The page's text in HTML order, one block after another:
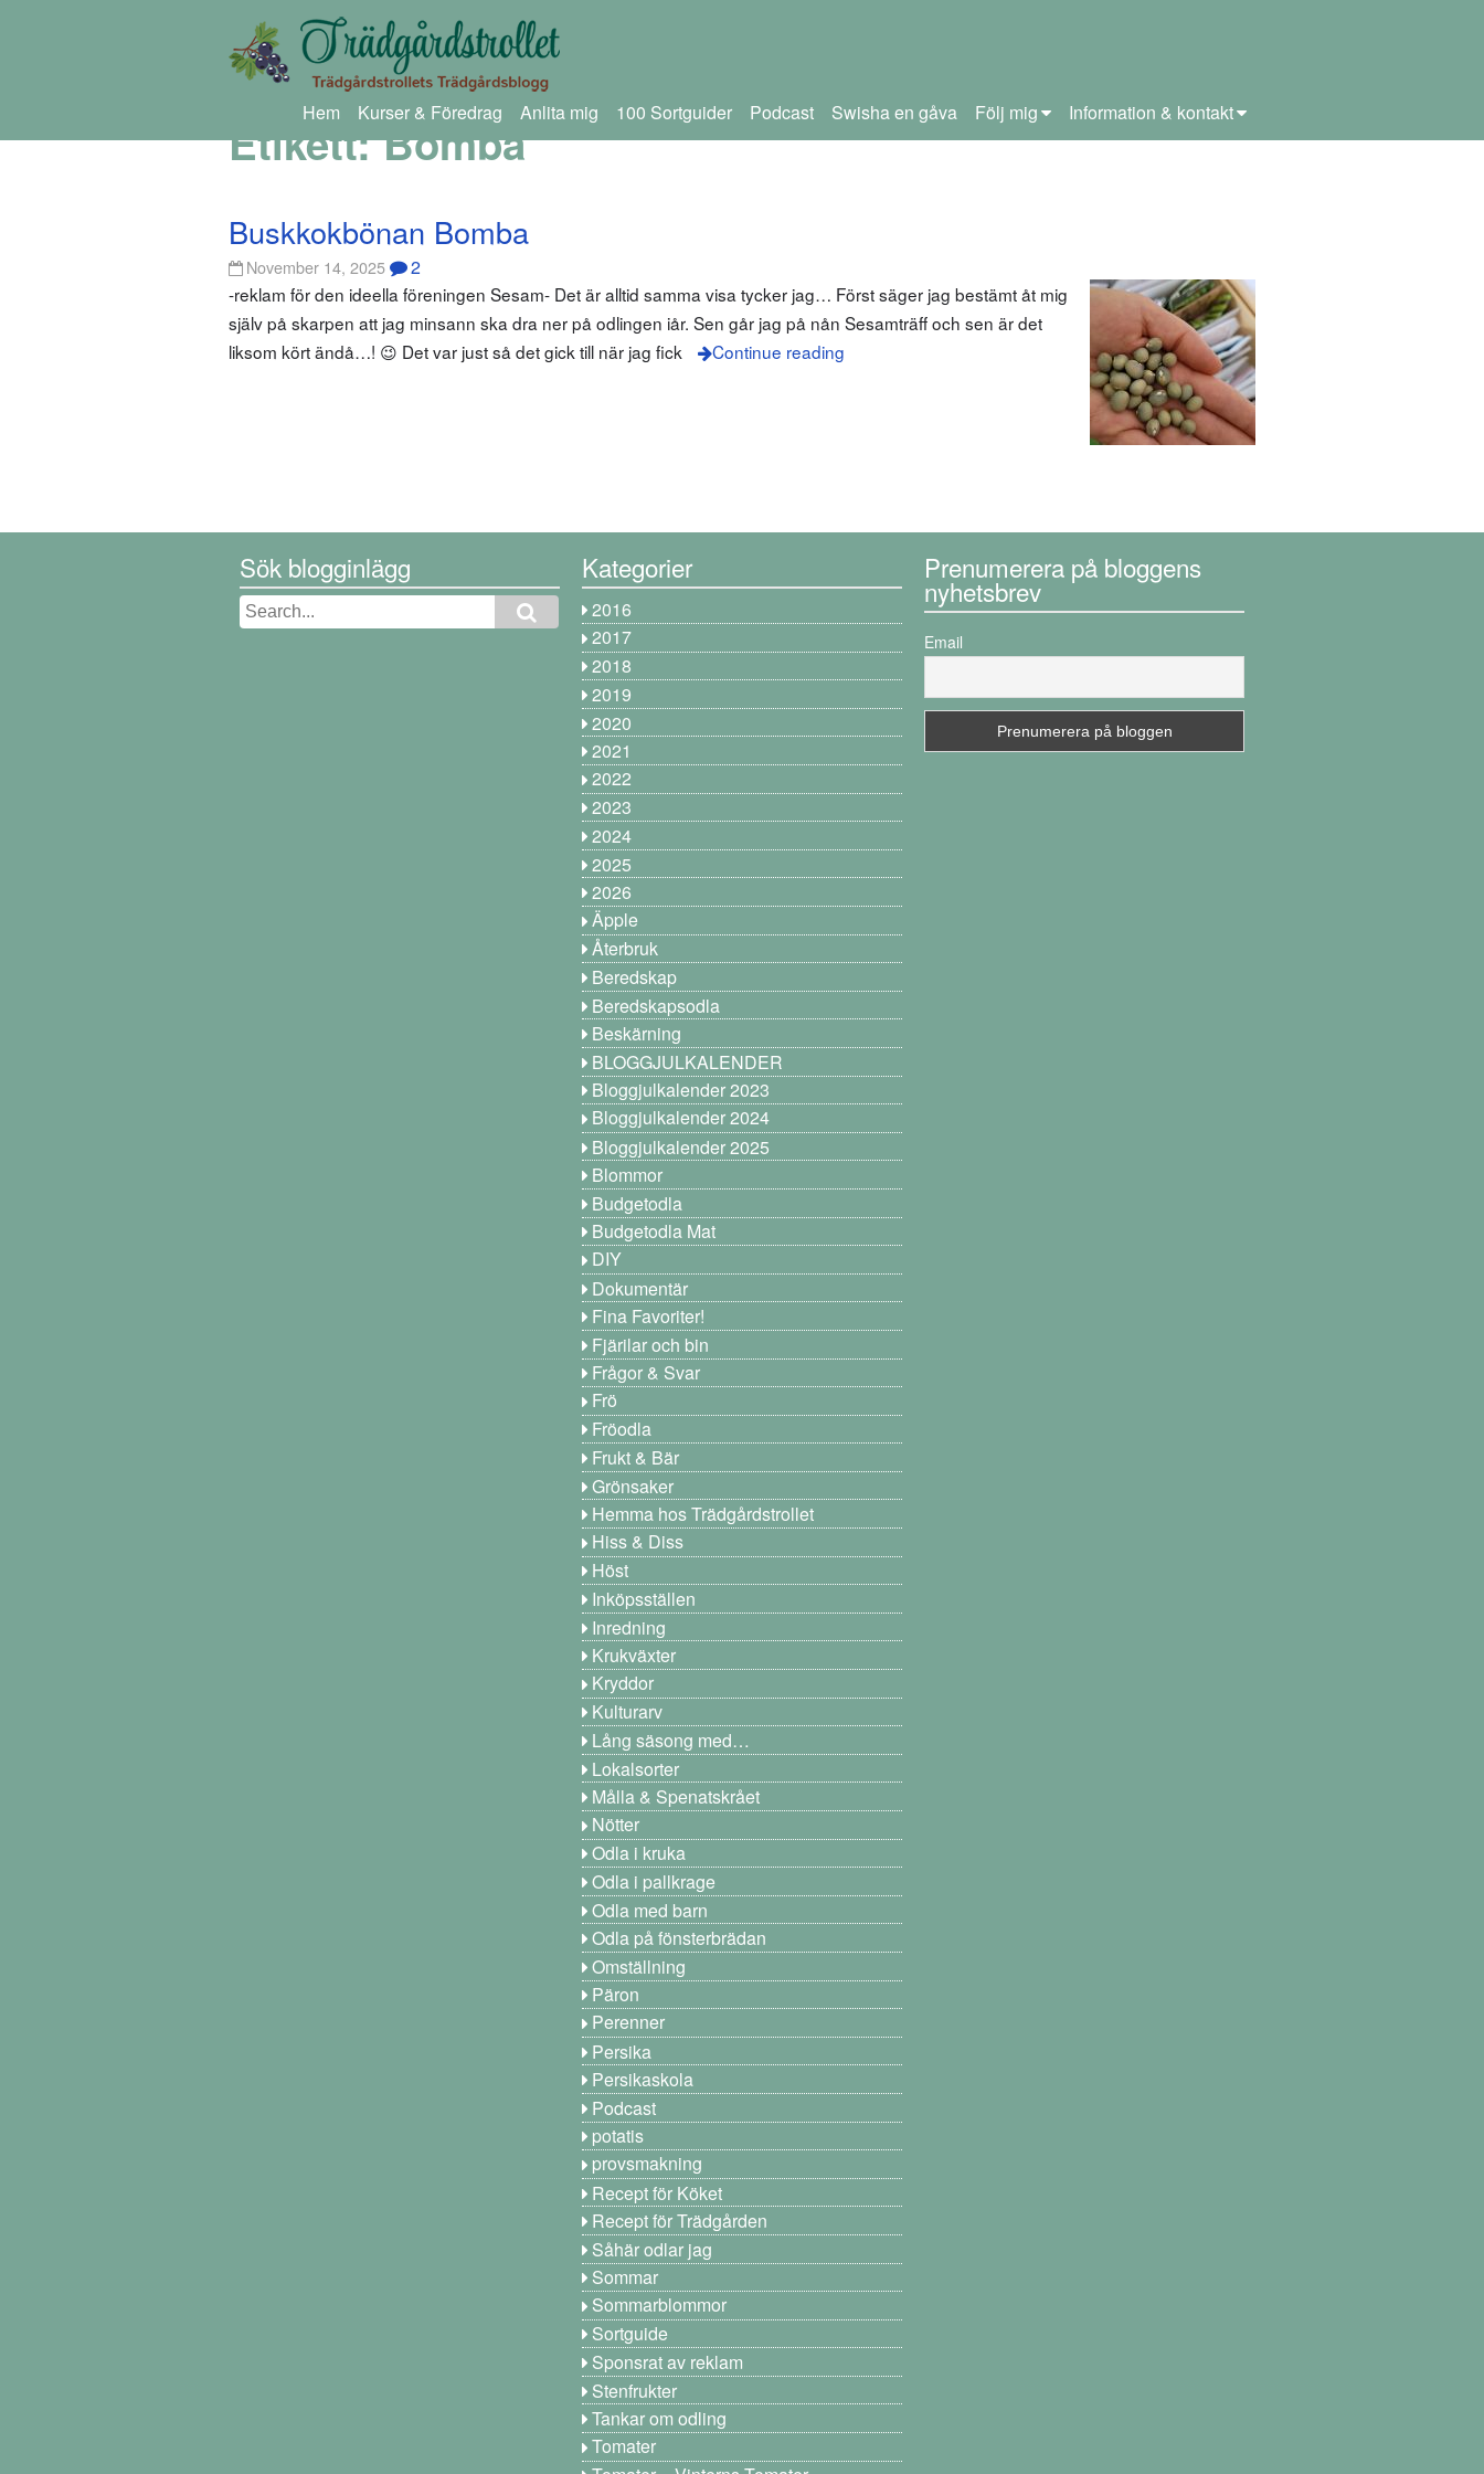
Hem Kurser & Föredrag Anlita mig 100 Sortguider Podcast Swisha en gåva Följ mig Information & kontakt
Etikett:Bomba
Buskkokbönan Bomba
November 14, 2025 2
-reklam för den ideella föreningen Sesam- Det är alltid samma visa tycker jag… Först säger jag bestämt åt mig
själv på skarpen att jag minsann ska dra ner på odlingen iår. Sen går jag på nån Sesamträff och sen är det
liksom kört ändå…! 😉 Det var just så det gick till när jag fick
Continue reading
Sök blogginlägg Kategorier
2016
2017
2018
2019
2020
2021
2022
2023
2024
2025
2026
Äpple
Återbruk
Beredskap
Beredskapsodla
Beskärning
BLOGGJULKALENDER
Bloggjulkalender 2023
Bloggjulkalender 2024
Bloggjulkalender 2025
Blommor
Budgetodla
Budgetodla Mat
DIY
Dokumentär
Fina Favoriter!
Fjärilar och bin
Frågor & Svar
Frö
Fröodla
Frukt & Bär
Grönsaker
Hemma hos Trädgårdstrollet
Hiss & Diss
Höst
Inköpsställen
Inredning
Krukväxter
Kryddor
Kulturarv
Lång säsong med…
Lokalsorter
Målla & Spenatskrået
Nötter
Odla i kruka
Odla i pallkrage
Odla med barn
Odla på fönsterbrädan
Omställning
Päron
Perenner
Persika
Persikaskola
Podcast
potatis
provsmakning
Recept för Köket
Recept för Trädgården
Såhär odlar jag
Sommar
Sommarblommor
Sortguide
Sponsrat av reklam
Stenfrukter
Tankar om odling
Tomater
Prenumerera på bloggens
nyhetsbrev
Email